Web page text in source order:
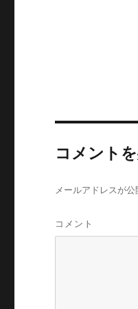
コメント
メールアドレスが公
コメント